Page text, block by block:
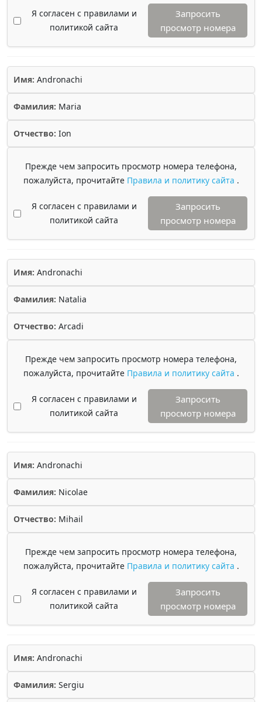
Я согласен с правилами и
политикой сайта
Запросить
просмотр номера
Имя: Andronachi
Фамилия: Maria
Отчество: Ion
Прежде чем запросить просмотр номера телефона,
пожалуйста, прочитайте Правила и политику сайта .
Я согласен с правилами и
политикой сайта
Запросить
просмотр номера
Имя: Andronachi
Фамилия: Natalia
Отчество: Arcadi
Прежде чем запросить просмотр номера телефона,
пожалуйста, прочитайте Правила и политику сайта .
Я согласен с правилами и
политикой сайта
Запросить
просмотр номера
Имя: Andronachi
Фамилия: Nicolae
Отчество: Mihail
Прежде чем запросить просмотр номера телефона,
пожалуйста, прочитайте Правила и политику сайта .
Я согласен с правилами и
политикой сайта
Запросить
просмотр номера
Имя: Andronachi
Фамилия: Sergiu